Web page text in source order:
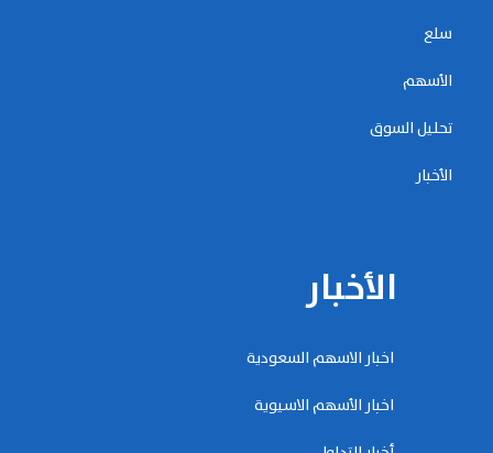
سلع
الأسهم
تحليل السوق
الأخبار
الأخبار
اخبار الاسهم السعودية
اخبار الأسهم الاسيوية